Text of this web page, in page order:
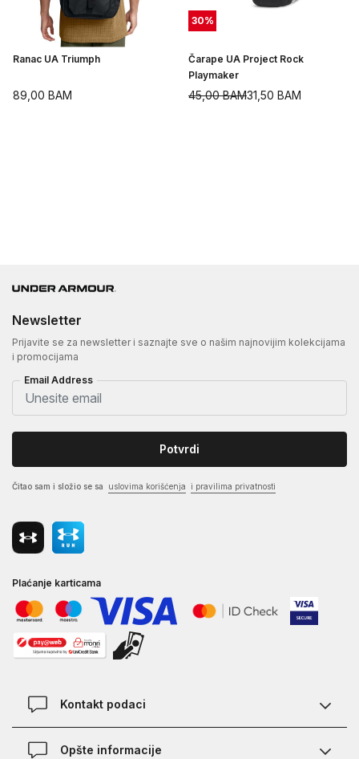
Ranac UA Triumph
89,00 BAM
30%
Čarape UA Project Rock
Playmaker
31,50 BAM
45,00BAM
Newsletter
Prijavite se za newsletter i saznajte sve o našim najnovijim kolekcijama
i promocijama
Email Address
Potvrdi
Čitao sam i složio se sa uslovima korišćenja i pravilima privatnosti
Plaćanje karticama
Kontakt podaci
Kontakt
Opšte informacije